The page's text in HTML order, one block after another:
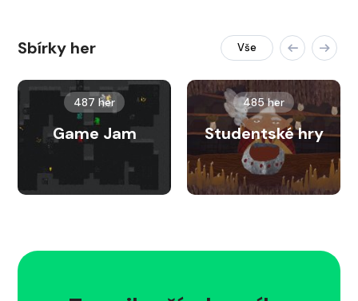
Sbírky her Vše
487 her
Game Jam
485 her
Studentské hry